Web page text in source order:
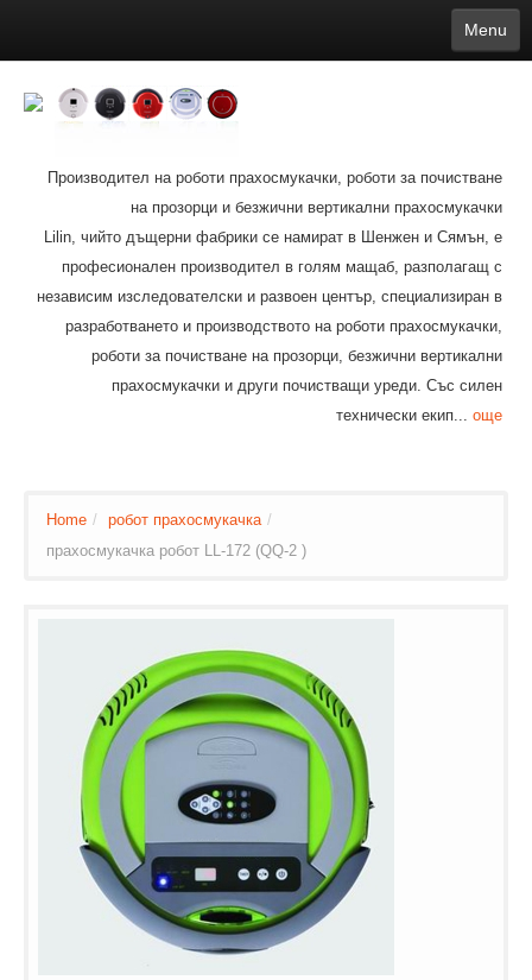
Menu
Deutsch
Português 日本語
Suomi
Hrvatski Română Mongolian bāṅlā Norsk
Türkçe
india Tiếng Việt íslenska Estonia
Bulgarian
Ukrainian Slovenčina
Производител на роботи прахосмукачки, роботи за почистване
на прозорци и безжични вертикални прахосмукачки
Lilin, чийто дъщерни фабрики се намират в Шенжен и Сямън, е
професионален производител в голям мащаб, разполагащ с
независим изследователски и развоен център, специализиран в
разработването и производството на роботи прахосмукачки,
роботи за почистване на прозорци, безжични вертикални
прахосмукачки и други почистващи уреди. Със силен
технически екип... още
Home / робот прахосмукачка /
прахосмукачка робот LL-172 (QQ-2 )